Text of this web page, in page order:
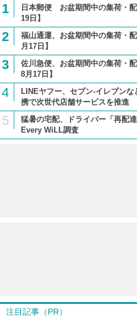
1
日本郵便 お盆期間中の集荷・
19日】
2
福山通運、お盆期間中の集荷・
月17日】
3
佐川急便、お盆期間中の集荷・
8月17日】
4
LINEヤフー、セブン-イレブン
携で次世代店舗サービスを推進
5
猛暑の宅配、ドライバー「再配
Every WiLL調査
注目記事（PR）